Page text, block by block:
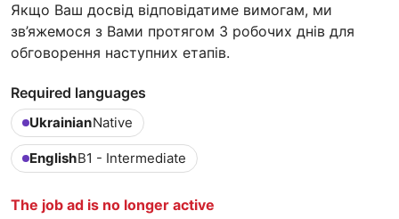
Якщо Ваш досвід відповідатиме вимогам, ми
зв’яжемося з Вами протягом 3 робочих днів для
обговорення наступних етапів.
Required languages
UkrainianNative
EnglishB1 - Intermediate
The job ad is no longer active